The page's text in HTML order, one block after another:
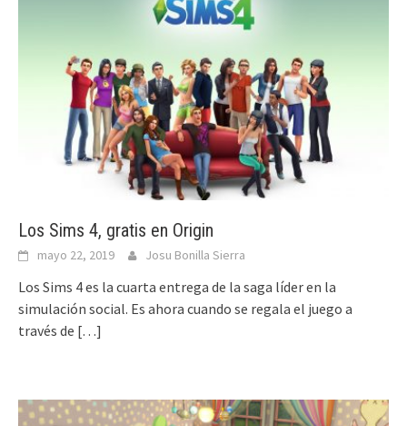
Los Sims 4, gratis en Origin
mayo 22, 2019 Josu Bonilla Sierra
Los Sims 4 es la cuarta entrega de la saga líder en la
simulación social. Es ahora cuando se regala el juego a
través de […]